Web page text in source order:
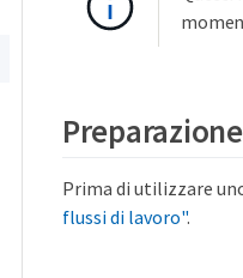
Prima di utilizzare
flussi di lavoro".